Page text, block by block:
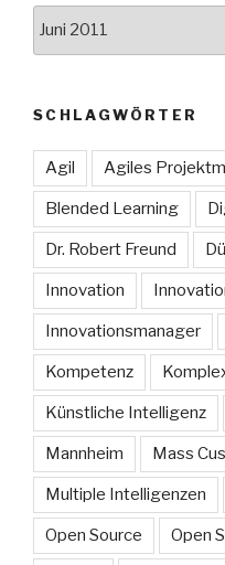
SCHLAGWÖRTER
Agil Agiles
Blended Learning
Dr. Robert Freund
Innovation
Innovationsmanager
Kompetenz
Künstliche Intelligenz
Mannheim Mass
Multiple Intelligenzen
Open Source Open